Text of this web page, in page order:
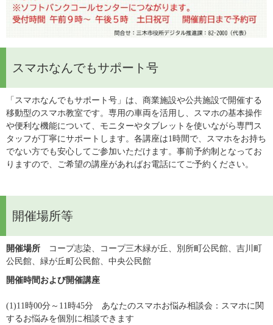
スマホなんでもサポート号
「スマホなんでもサポート号」は、商業施設や公共施設で開催する
移動型のスマホ教室です。専用の車両を活用し、スマホの基本操作
や便利な機能について、モニターやタブレットを使いながら専門ス
タッフが丁寧にサポートします。各講座は1時間で、スマホをお持ち
でない方でも安心してご参加いただけます。事前予約制となってお
りますので、ご希望の講座があればお電話にてご予約ください。
開催場所等
開催場所 コープ志染、コープ三木緑が丘、別所町公民館、吉川町
公民館、緑が丘町公民館、中央公民館
開催時間および開催講座
(1)11時00分～11時45分　あなたのスマホお悩み相談会：スマホに関
するお悩みを個別に相談できます